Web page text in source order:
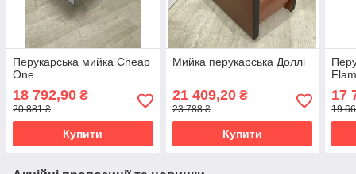
Перукарська мийка Cheap
One
18 792,90 ₴
20 881 ₴
Купити
Мийка перукарська Доллі
21 409,20₴
23 788 ₴
Купити
17
19